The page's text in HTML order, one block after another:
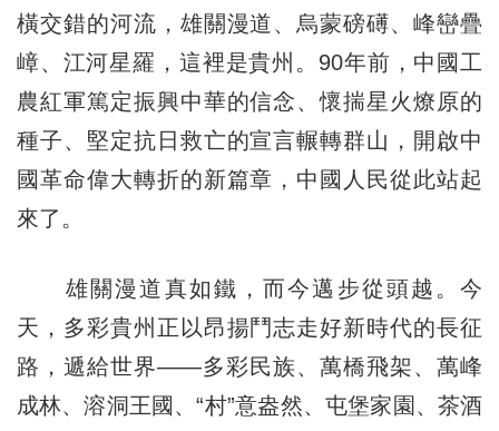
橫交錯的河流，雄關漫道、烏蒙磅礡、峰巒疊
嶂、江河星羅，這裡是貴州。90年前，中國工
農紅軍篤定振興中華的信念、懷揣星火燎原的
種子、堅定抗日救亡的宣言輾轉群山，開啟中
國革命偉大轉折的新篇章，中國人民從此站起
來了。
雄關漫道真如鐵，而今邁步從頭越。今
天，多彩貴州正以昂揚鬥志走好新時代的長征
路，遞給世界——多彩民族、萬橋飛架、萬峰
成林、溶洞王國、“村”意盎然、屯堡家園、茶酒